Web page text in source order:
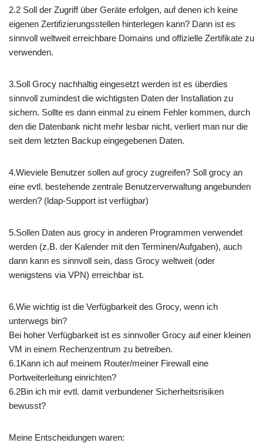
2.2 Soll der Zugriff über Geräte erfolgen, auf denen ich keine
eigenen Zertifizierungsstellen hinterlegen kann? Dann ist es
sinnvoll weltweit erreichbare Domains und offizielle Zertifikate zu
verwenden.
3.Soll Grocy nachhaltig eingesetzt werden ist es überdies
sinnvoll zumindest die wichtigsten Daten der Installation zu
sichern. Sollte es dann einmal zu einem Fehler kommen, durch
den die Datenbank nicht mehr lesbar nicht, verliert man nur die
seit dem letzten Backup eingegebenen Daten.
4.Wieviele Benutzer sollen auf grocy zugreifen? Soll grocy an
eine evtl. bestehende zentrale Benutzerverwaltung angebunden
werden? (ldap-Support ist verfügbar)
5.Sollen Daten aus grocy in anderen Programmen verwendet
werden (z.B. der Kalender mit den Terminen/Aufgaben), auch
dann kann es sinnvoll sein, dass Grocy weltweit (oder
wenigstens via VPN) erreichbar ist.
6.Wie wichtig ist die Verfügbarkeit des Grocy, wenn ich
unterwegs bin?
Bei hoher Verfügbarkeit ist es sinnvoller Grocy auf einer kleinen
VM in einem Rechenzentrum zu betreiben.
6.1Kann ich auf meinem Router/meiner Firewall eine
Portweiterleitung einrichten?
6.2Bin ich mir evtl. damit verbundener Sicherheitsrisiken
bewusst?
Meine Entscheidungen waren: